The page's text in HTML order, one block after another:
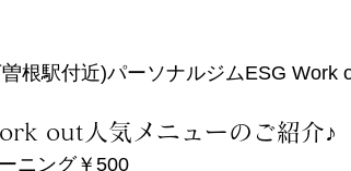
根駅付近)パーソナルジムESG Work
out人気メニューのご紹介♪
ニング￥500